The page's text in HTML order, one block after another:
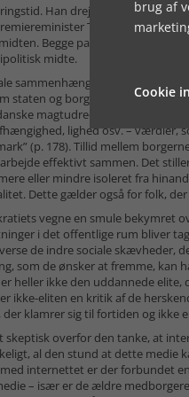
Han drejede bevidst
Tony Blair, der i
Begge partier kom fra hver
midte.
sammenhængskraft hænger i
staten og borgeren på den
magtudredning, hvor:
lighed osv. – værdier,
(p. 178). Tillid mellem
effektivt sammen. Det
eller mindre isoleret fra
Dette gælder også for folk,
vegne en smule bekymret
i det offentlige rum bliver
de indre sociale skævheder,
som de ønsker at fremme, kan
heller ikke den uddannede
ikke-eliten en kritik af de
klamrer sig til fortiden og ikke
skeptisk overfor den tanke, at
al den stund at dette
internettet er der forbundet
– især er de ældre
brug af
Cookie